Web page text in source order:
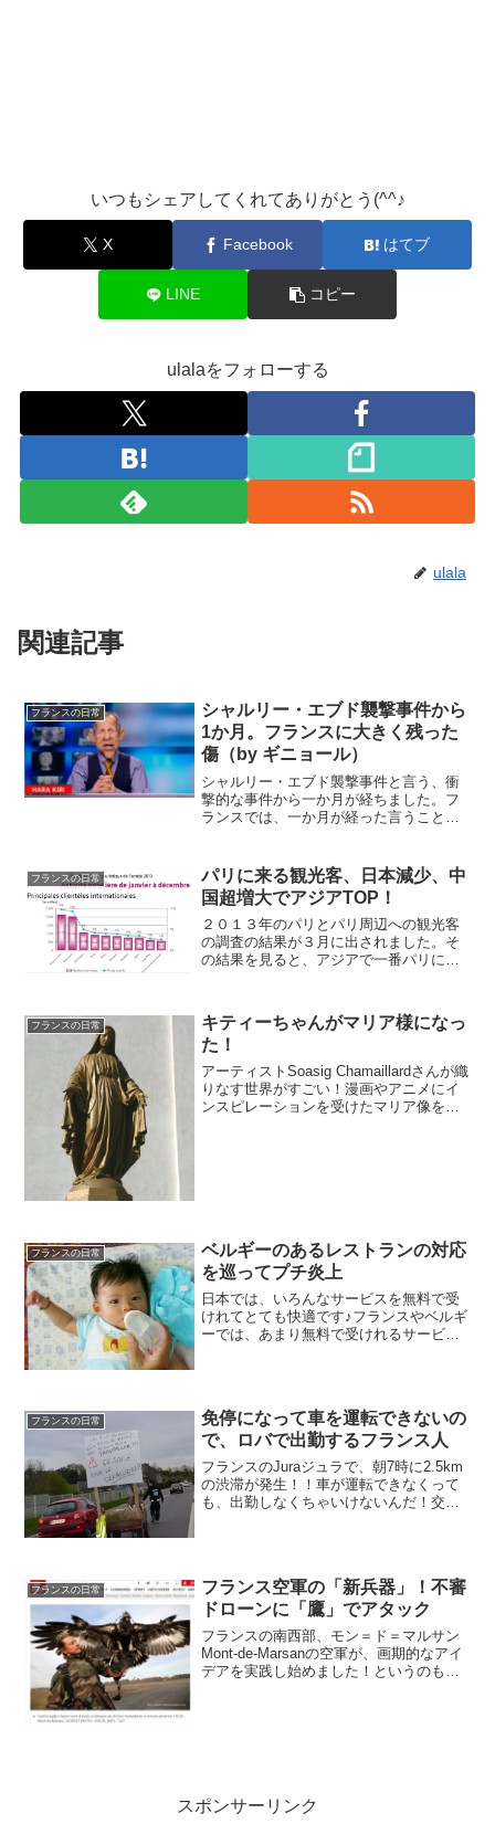
いつもシェアしてくれてありがとう(^^♪
X Facebook はてブ
LINE コピー
ulalaをフォローする
ulala
関連記事
フランスの日常
シャルリー・エブド襲撃事件から
1か月。フランスに大きく残った
傷（by ギニョール）
シャルリー・エブド襲撃事件と言う、衝
撃的な事件から一か月が経ちました。フ
ランスでは、一か月が経った言うことで
んフランスのテレビCanal Plusのギニョ
ール(Les ...
フランスの日常
パリに来る観光客、日本減少、中
国超増大でアジアTOP！
２０１３年のパリとパリ周辺への観光客
の調査の結果が３月に出されました。そ
の結果を見ると、アジアで一番パリに来
国になったそうです。 （単
位 千）１位 イギリス...
フランスの日常
キティーちゃんがマリア様になっ
た！
アーティストSoasig Chamaillardさんが織
りなす世界がすごい！漫画やアニメにイ
ンスピレーションを受けたマリア像を作
フランスの日常
ベルギーのあるレストランの対応
を巡ってプチ炎上
日本では、いろんなサービスを無料で受
けれてとても快適です♪フランスやベルギ
ーでは、あまり無料で受けれるサービス
らの人は知らない人でも...
フランスの日常
免停になって車を運転できないの
で、ロバで出勤するフランス人
フランスのJuraジュラで、朝7時に2.5km
の渋滞が発生！！車が運転できなくって
も、出勤しなくちゃいけないんだ！交通
フランスの日常
フランス空軍の「新兵器」！不審
ドローンに「鷹」でアタック
フランスの南西部、モン＝ド＝マルサン
Mont-de-Marsanの空軍が、画期的なアイ
デアを実践し始めました！というのも、
スポンサーリンク